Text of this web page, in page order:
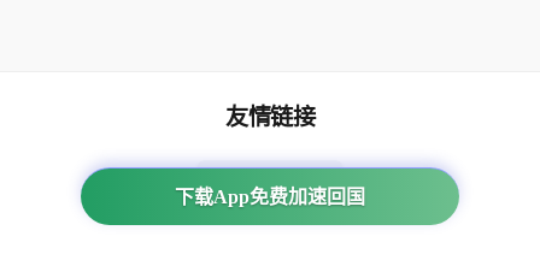
下载App免费加速回国
友情链接
海外回国加速器